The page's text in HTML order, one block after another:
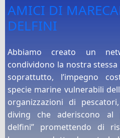
AMICI DI
DELFINI
Abbiamo creato un
condividono la nostra
soprattutto, l’impegno
specie marine vulnerabili
organizzazioni di
diving che aderiscono al
delfini” promettendo di